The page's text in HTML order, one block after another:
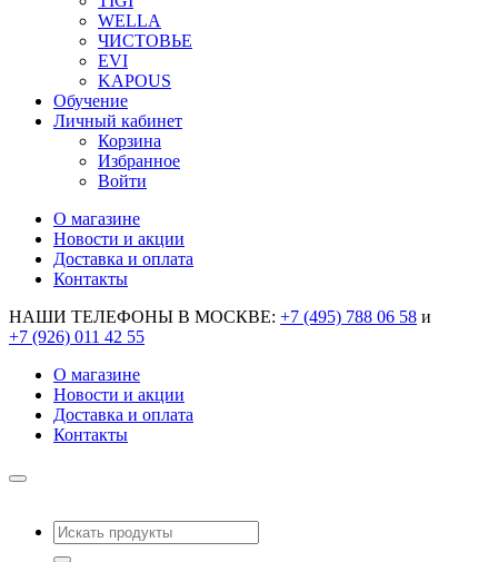
WELLA
ЧИСТОВЬЕ
EVI
KAPOUS
Обучение
Личный кабинет
Корзина
Избранное
Войти
О магазине
Новости и акции
Доставка и оплата
Контакты
НАШИ ТЕЛЕФОНЫ В МОСКВЕ: +7 (495) 788 06 58 и
+7 (926) 011 42 55
О магазине
Новости и акции
Доставка и оплата
Контакты